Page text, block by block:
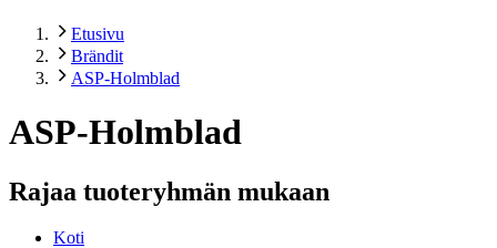
Etusivu
Brändit
ASP-Holmblad
ASP-Holmblad
Rajaa tuoteryhmän mukaan
Koti